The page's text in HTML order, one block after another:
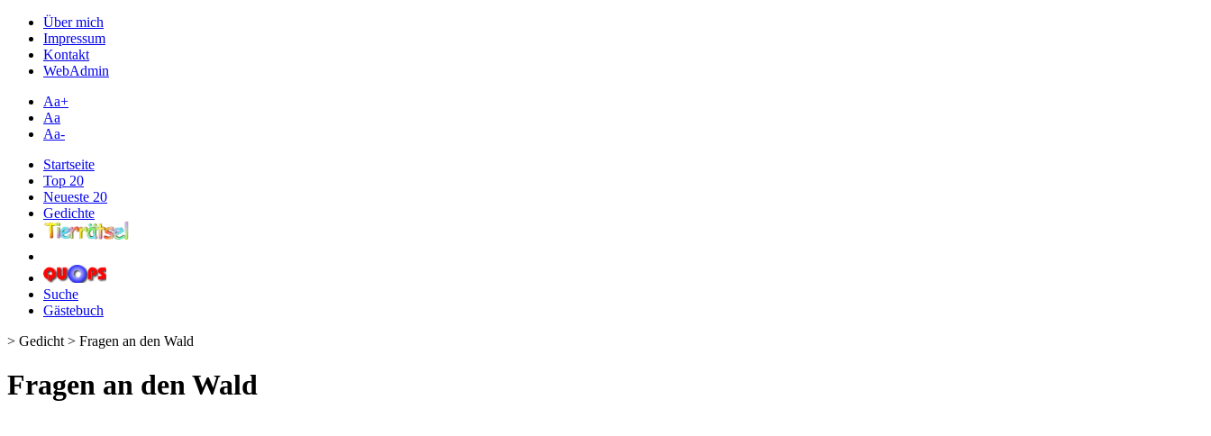
Über mich
Impressum
Kontakt
WebAdmin
Aa+
Aa
Aa-
Startseite
Top 20
Neueste 20
Gedichte
Suche
Gästebuch
> Gedicht > Fragen an den Wald
Fragen an den Wald